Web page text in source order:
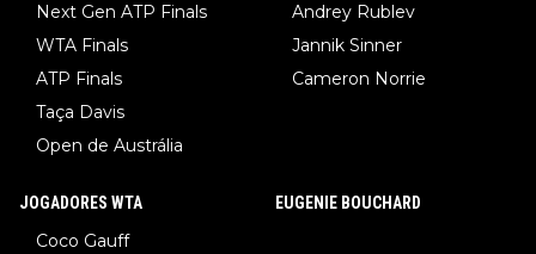
Next Gen ATP Finals
WTA Finals
ATP Finals
Taça Davis
Open de Austrália
Andrey Rublev
Jannik Sinner
Cameron Norrie
JOGADORES WTA
Coco Gauff
EUGENIE BOUCHARD